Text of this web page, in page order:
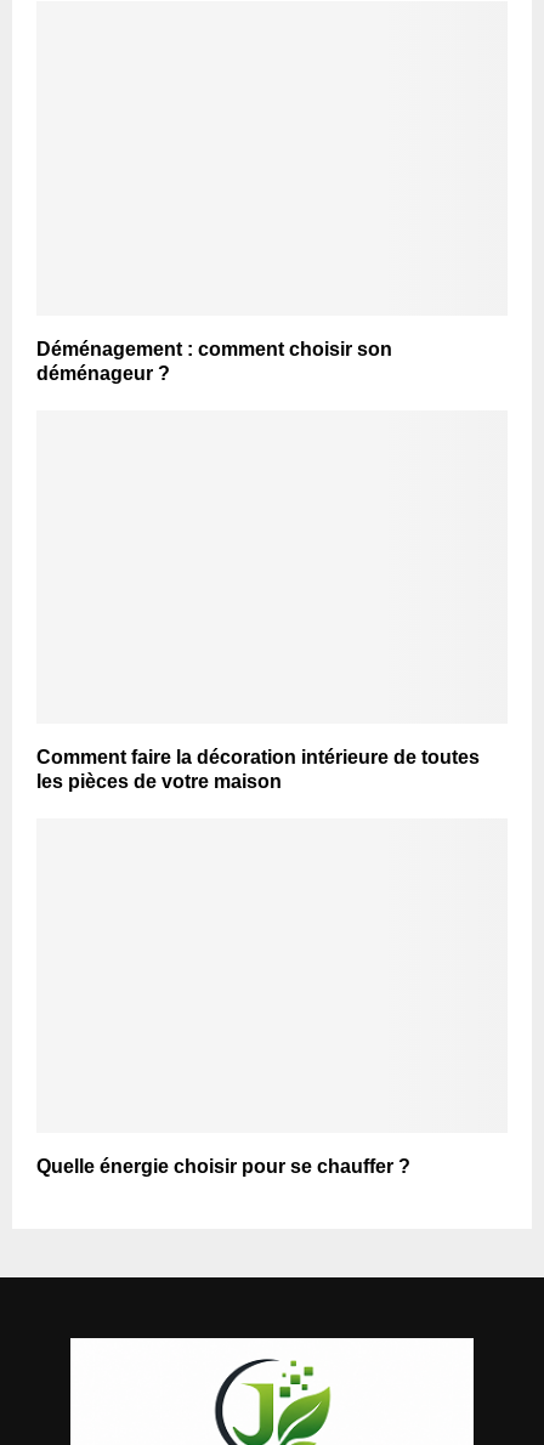
Déménagement : comment choisir son
déménageur ?
Comment faire la décoration intérieure de toutes
les pièces de votre maison
Quelle énergie choisir pour se chauffer ?